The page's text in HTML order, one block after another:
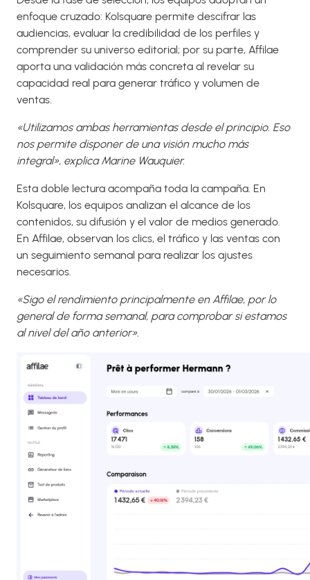
enfoque cruzado: Kolsquare permite descifrar las
audiencias, evaluar la credibilidad de los perfiles y
comprender su universo editorial; por su parte, Affilae
aporta una validación más concreta al revelar su
capacidad real para generar tráfico y volumen de
ventas.
«Utilizamos ambas herramientas desde el principio. Eso
nos permite disponer de una visión mucho más
integral», explica Marine Wauquier.
Esta doble lectura acompaña toda la campaña. En
Kolsquare, los equipos analizan el alcance de los
contenidos, su difusión y el valor de medios generado.
En Affilae, observan los clics, el tráfico y las ventas con
un seguimiento semanal para realizar los ajustes
necesarios.
«Sigo el rendimiento principalmente en Affilae, por lo
general de forma semanal, para comprobar si estamos
al nivel del año anterior».